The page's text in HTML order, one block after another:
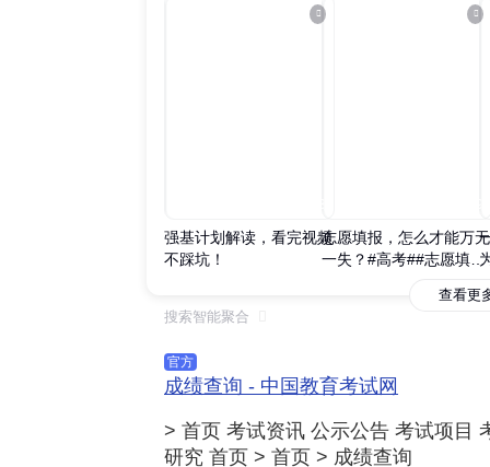
强基计划解读，看完视频
不踩坑！
志愿填报，怎么才能万无
一失？#高考##志愿填报
查看更
搜索智能聚合
官方
成绩查询 - 中国教育考试网
> 首页 考试资讯 公示公告 考试项目
研究 首页 > 首页 > 成绩查询